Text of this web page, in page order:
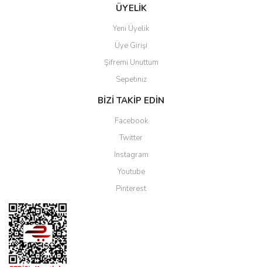
Gönder
ÜYELİK
Yeni Üyelik
Üye Girişi
Şifremi Unuttum
Sepetiniz
BİZİ TAKİP EDİN
Facebook
Twitter
Instagram
Youtube
Pinterest